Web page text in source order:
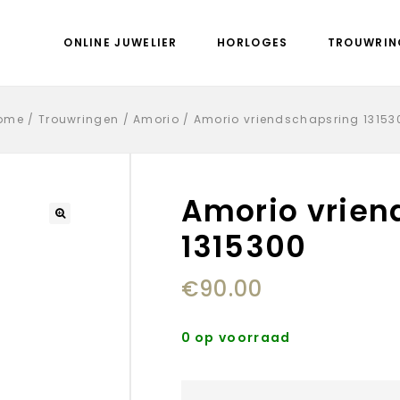
ONLINE JUWELIER HORLOGES
/ Trouwringen /Amorio / Amorio vriendschapsring
Amorio
1315300
€90.00
0 op voorraad